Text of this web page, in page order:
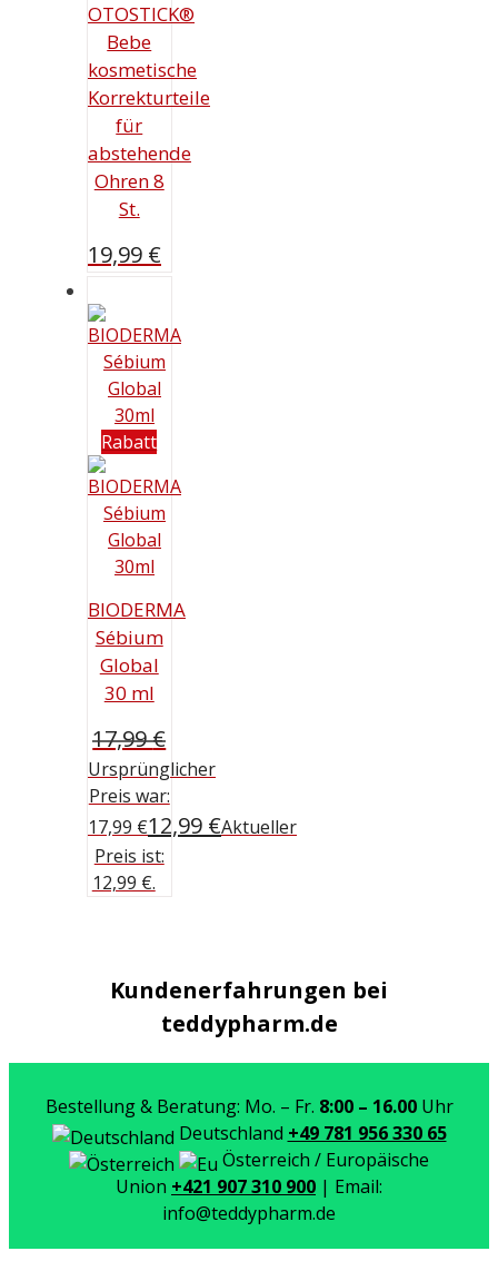
OTOSTICK®
Bebe
kosmetische
Korrekturteile
für
abstehende
Ohren 8
St.
19,99 €
Rabatt
BIODERMA
Sébium
Global
30 ml
17,99€
Ursprünglicher
Preis war:
17,99 €12,99 €Aktueller
Preis ist:
12,99 €.
Kundenerfahrungen bei
teddypharm.de
Bestellung & Beratung: Mo. – Fr. 8:00 – 16.00Uhr
Deutschland +49 781 956 330 65
Österreich / Europäische
Union +421 907 310 900 | Email:
info@teddypharm.de